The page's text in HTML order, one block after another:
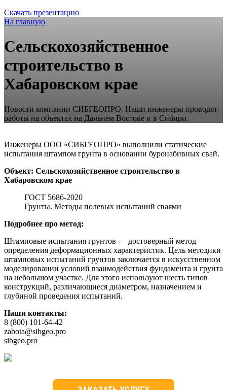
Скачать презентацию
На главную
Сельскохозяйственное
строительство в
Хабаровском крае
Новости компании СИБГЕОПРО. Наши инженеры проводят
работы на объектах на Дальнем Востоке и в Сибири.
Инженеры ООО «СИБГЕОПРО» выполнили статические
испытания штампом грунта в основании буронабивных свай.
Объект: Сельскохозяйственное строительство в
Хабаровском крае
ГОСТ 5686-2020
Грунты. Методы полевых испытаний сваями
Подробнее про метод:
Штамповые испытания грунтов — достоверный метод
определения деформационных характеристик. Цель методики
штамповых испытаний грунтов заключается в искусственном
моделировании условий взаимодействия фундамента и грунта
на небольшом участке. Для этого используют шесть типов
конструкций, различающиеся диаметром, назначением и
глубиной проведения испытаний.
Наши контакты:
8 (800) 101-64-42
zabota@sibgeo.pro
sibgeo.pro